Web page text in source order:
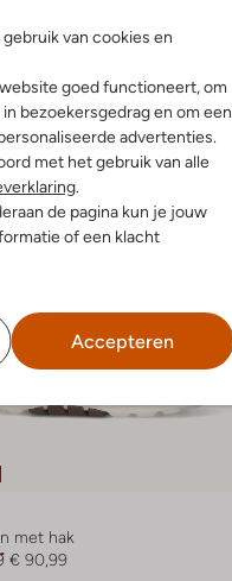
van cookies en
goed functioneert, om
bezoekersgedrag en om een
advertenties.
met het gebruik van alle
.
de pagina kun je jouw
of een klacht
Accepteren
met hak
€ 90,99